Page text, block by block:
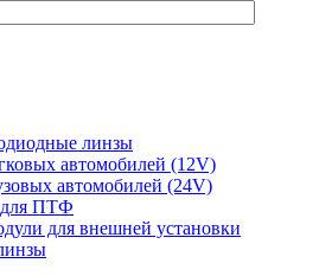
линзы
автомобилей (12V)
автомобилей (24V)
ПТФ
для внешней установки